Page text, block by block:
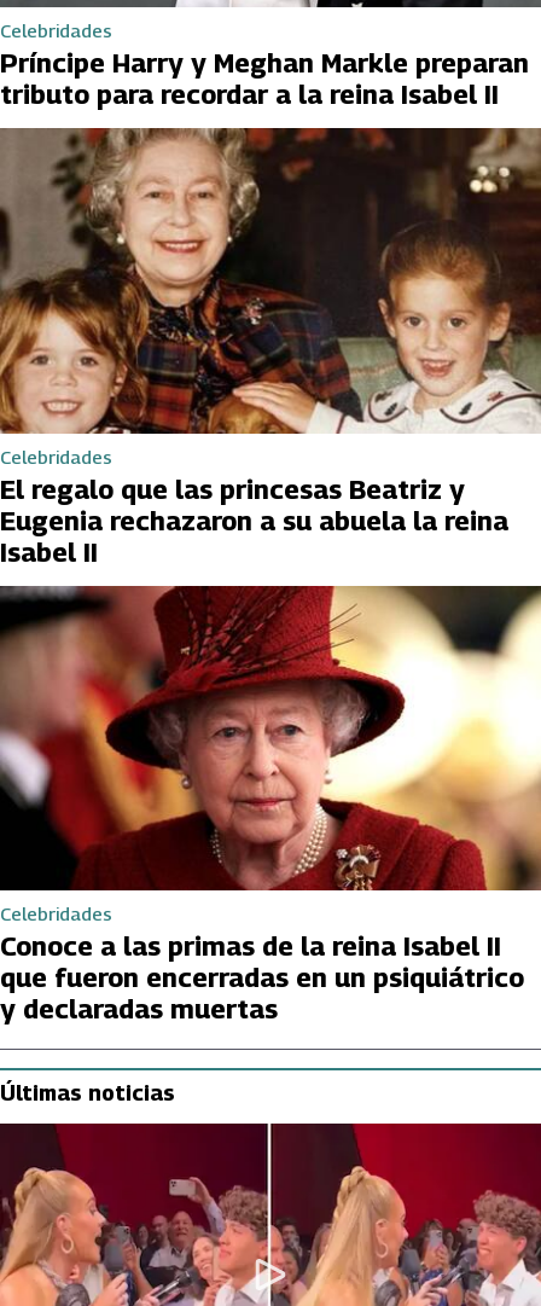
Celebridades
Príncipe Harry y Meghan Markle preparan
tributo para recordar a la reina Isabel II
Celebridades
El regalo que las princesas Beatriz y
Eugenia rechazaron a su abuela la reina
Isabel II
Celebridades
Conoce a las primas de la reina Isabel II
que fueron encerradas en un psiquiátrico
y declaradas muertas
Últimas noticias